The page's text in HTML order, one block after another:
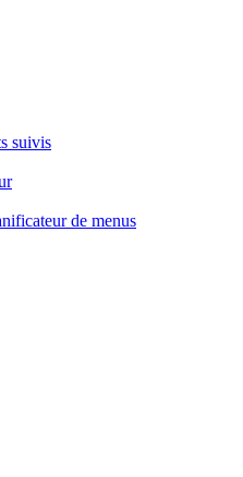
suivis
de menus